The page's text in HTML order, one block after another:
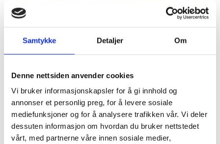
Samtykke Detaljer Om
Denne nettsiden anvender cookies
Vi bruker informasjonskapsler for å gi innhold og
annonser et personlig preg, for å levere sosiale
mediefunksjoner og for å analysere trafikken vår. Vi deler
dessuten informasjon om hvordan du bruker nettstedet
vårt, med partnerne våre innen sosiale medier,